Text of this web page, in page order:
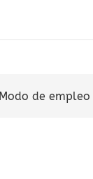
Modo de empleo